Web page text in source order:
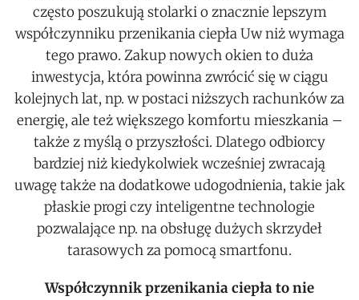
często poszukują stolarki o znacznie lepszym
współczynniku przenikania ciepła Uw niż wymaga
tego prawo. Zakup nowych okien to duża
inwestycja, która powinna zwrócić się w ciągu
kolejnych lat, np. w postaci niższych rachunków za
energię, ale też większego komfortu mieszkania –
także z myślą o przyszłości. Dlatego odbiorcy
bardziej niż kiedykolwiek wcześniej zwracają
uwagę także na dodatkowe udogodnienia, takie jak
płaskie progi czy inteligentne technologie
pozwalające np. na obsługę dużych skrzydeł
tarasowych za pomocą smartfonu.
Współczynnik przenikania ciepła to nie